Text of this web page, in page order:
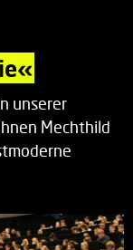
unserer
Mechthild